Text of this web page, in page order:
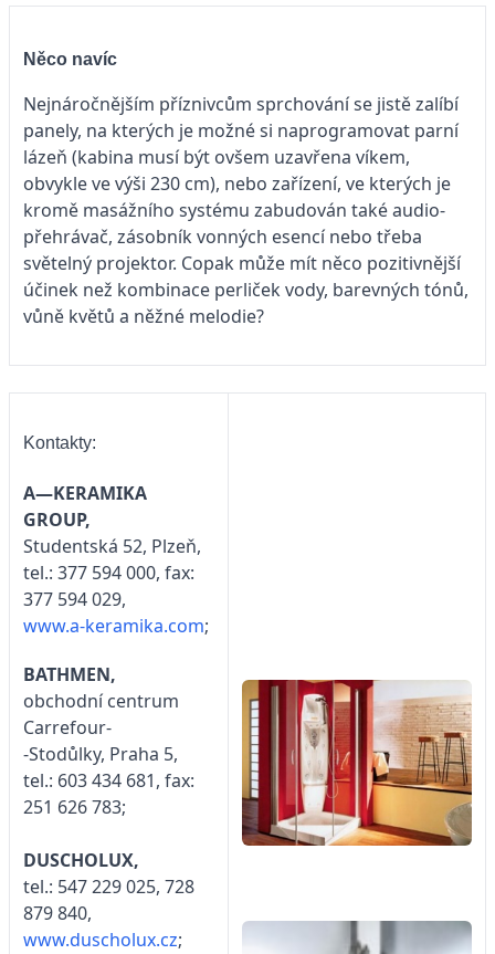
Něco navíc
Nejnáročnějším příznivcům sprchování se jistě zalíbí
panely, na kterých je možné si naprogramovat parní
lázeň (kabina musí být ovšem uzavřena víkem,
obvykle ve výši 230 cm), nebo zařízení, ve kterých je
kromě masážního systému zabudován také audio-
přehrávač, zásobník vonných esencí nebo třeba
světelný projektor. Copak může mít něco pozitivnější
účinek než kombinace perliček vody, barevných tónů,
vůně květů a něžné melodie?
Kontakty:
A—KERAMIKA
GROUP,
Studentská 52, Plzeň,
tel.: 377 594 000, fax:
377 594 029,
www.a-keramika.com;
BATHMEN,
obchodní centrum
Carrefour-
-Stodůlky, Praha 5,
tel.: 603 434 681, fax:
251 626 783;
DUSCHOLUX,
tel.: 547 229 025, 728
879 840,
www.duscholux.cz;